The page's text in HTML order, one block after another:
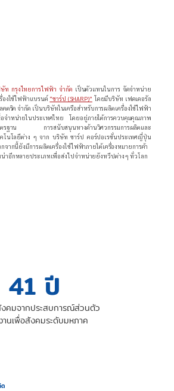
ท กรุงไทยการไฟฟ้า จำกัด เป็นตัวแทนในการ จัดจำหน่าย
องใช้ไฟฟ้าแบรนด์ “ชาร์ป (SHARP)” โดยมีบริษัท เฟดเดอรัล
คตริค จำกัด เป็นบริษัทในเครือสำหรับการผลิตเครื่องใช้ไฟฟ้า
อจำหน่ายในประเทศไทย โดยอยู่ภายใต้การควบคุมคุณภาพ
ตรฐาน การสนับสนุนทางด้านวิศวกรรมการผลิตและ
คโนโลยีต่าง ๆ จาก บริษัท ชาร์ป คอร์ปอเรชั่นประเทศญี่ปุ่น
จากนี้ยังมีการผลิตเครื่องใช้ไฟฟ้าภายใต้เครื่องหมายการค้า
ำอีกหลายประเภทเพื่อส่งไปจำหน่ายยังทวีปต่าง ๆ ทั่วโลก
41 ปี
งคมจากประสบการณ์ส่วนตัว
นเพื่อสังคมระดับมหภาค